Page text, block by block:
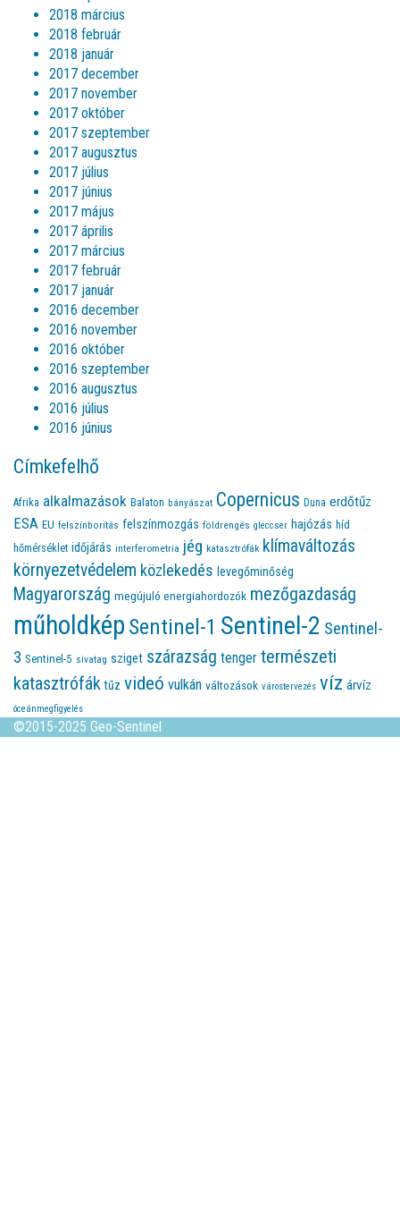
2018 március
2018 február
2018 január
2017 december
2017 november
2017 október
2017 szeptember
2017 augusztus
2017 július
2017 június
2017 május
2017 április
2017 március
2017 február
2017 január
2016 december
2016 november
2016 október
2016 szeptember
2016 augusztus
2016 július
2016 június
Címkefelhő
Afrika alkalmazások Balaton bányászat Copernicus Duna erdőtűz
ESA EU felszínborítás felszínmozgás földrengés gleccser hajózás híd
hőmérséklet időjárás interferometria jég katasztrófák klímaváltozás
környezetvédelem közlekedés levegőminőség
Magyarország megújuló energiahordozók mezőgazdaság
műholdkép Sentinel-1 Sentinel-2 Sentinel-
3 Sentinel-5 sivatag sziget szárazság tenger természeti
katasztrófák tűz videó vulkán változások várostervezés víz árvíz
óceánmegfigyelés
©2015-2025 Geo-Sentinel